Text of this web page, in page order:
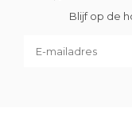
Blijf op de